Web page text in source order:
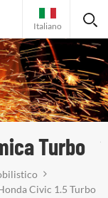
Italiano
Turbo
Civic 1.5 Turbo